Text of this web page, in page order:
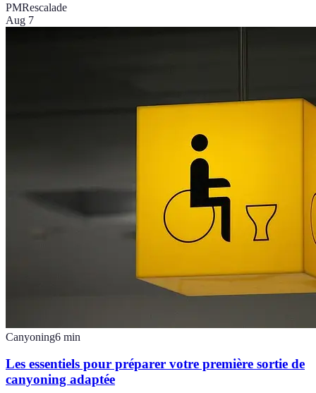
PMRescalade
Aug 7
Canyoning6 min
Les essentiels pour préparer votre première sortie de
canyoning adaptée